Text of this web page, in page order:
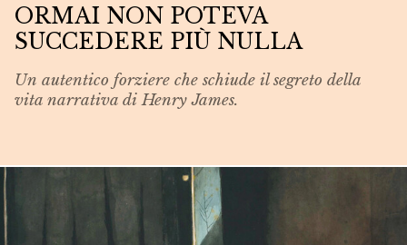
ORMAI NON POTEVA
SUCCEDERE PIÙ NULLA
Un autentico forziere che schiude il segreto della
vita narrativa di Henry James.